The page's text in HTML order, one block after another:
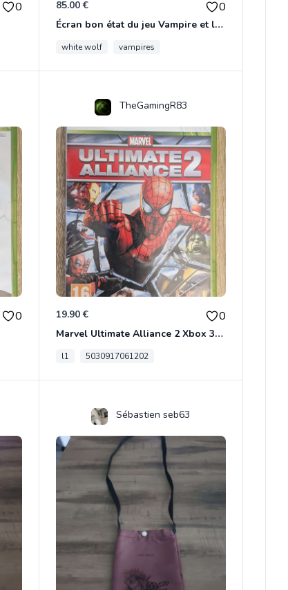
0 85.00 € 0
Écran bon état du jeu Vampire et livre de règles « la mascarade » état d’usage
white wolf vampires
0
TheGamingR83
19.90 € 0
Marvel Ultimate Alliance 2 Xbox 360
l1 5030917061202
Sébastien seb63